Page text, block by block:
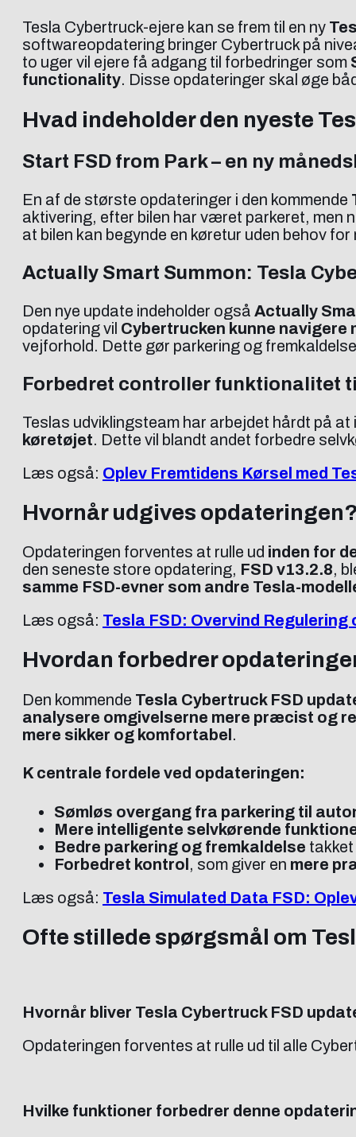
Tesla Cybertruck-ejere kan se frem til en ny
softwareopdatering bringer Cybertruck på
to uger vil ejere få adgang til forbedringer som
functionality. Disse opdateringer skal øge
Hvad indeholder den nyeste
Start FSD from Park – en ny
En af de største opdateringer i den kommende
aktivering, efter bilen har været parkeret, men
at bilen kan begynde en køretur uden behov
Actually Smart Summon: Tesla
Den nye update indeholder også Actually
opdatering vil Cybertrucken kunne
vejforhold. Dette gør parkering og
Forbedret controller funktionalitet
Teslas udviklingsteam har arbejdet hårdt på
køretøjet. Dette vil blandt andet forbedre
Læs også: Oplev Fremtidens Kørsel med
Hvornår udgives
Opdateringen forventes at rulle ud inden for
den seneste store opdatering, FSD v13.2.8,
samme FSD-evner som andre Tesla-
Læs også: Tesla FSD: Overvind
Hvordan forbedrer
Den kommende Tesla Cybertruck FSD
analysere omgivelserne mere præcist og
mere sikker og komfortabel.
K centrale fordele ved opdateringen:
Sømløs overgang fra parkering til
Mere intelligente selvkørende
Bedre parkering og fremkaldelse
Forbedret kontrol , som giver en mere
Læs også: Tesla Simulated Data FSD:
Ofte stillede spørgsmål om
Hvornår bliver Tesla Cybertruck FSD
Opdateringen forventes at rulle ud til alle
Hvilke funktioner forbedrer denne